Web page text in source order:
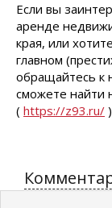
Если вы
аренде
края, или
главном
обращайтесь
сможете найти
( https://z93.ru/